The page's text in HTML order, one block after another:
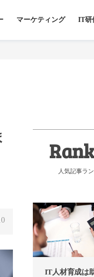
マーケティング IT研
人気記事ラ
IT人材育成は